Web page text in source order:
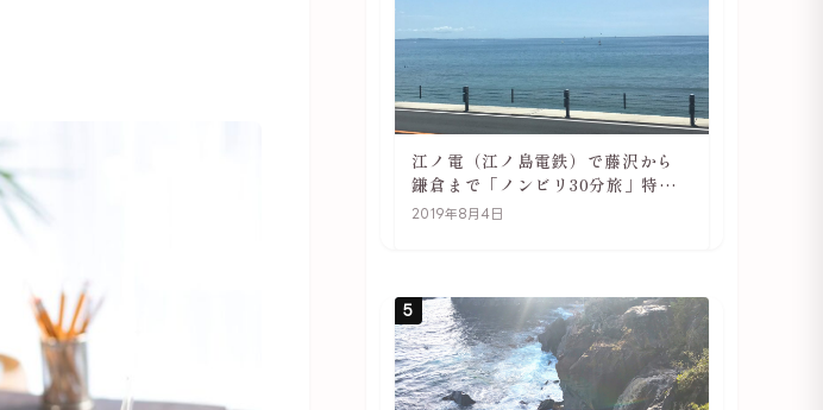
江ノ電（江ノ島電鉄）で藤沢から
鎌倉まで「ノンビリ30分旅」特徴
や駅の様子
2019年8月4日
5